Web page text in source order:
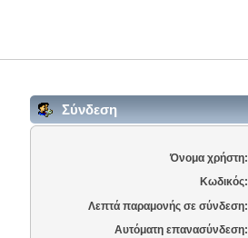
Σύνδεση
Όνομα χρήστη:
Κωδικός:
Λεπτά παραμονής σε σύνδεση:
Αυτόματη επανασύνδεση: